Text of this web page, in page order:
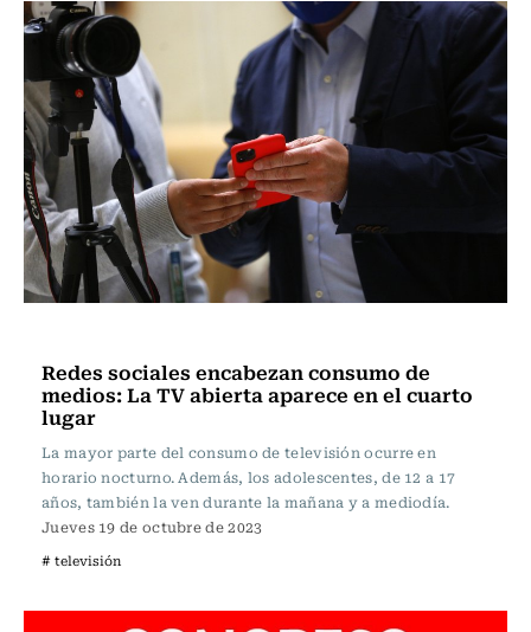
Redes sociales encabezan consumo de
medios: La TV abierta aparece en el cuarto
lugar
La mayor parte del consumo de televisión ocurre en
horario nocturno. Además, los adolescentes, de 12 a 17
años, también la ven durante la mañana y a mediodía.
Jueves 19 de octubre de 2023
# televisión